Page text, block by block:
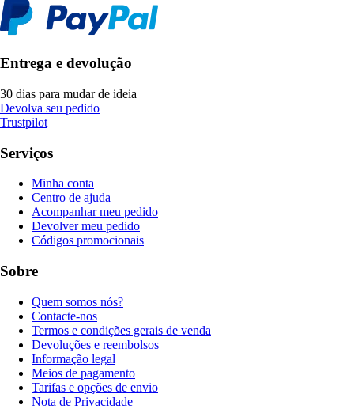
Entrega e devolução
30 dias para mudar de ideia
Devolva seu pedido
Trustpilot
Serviços
Minha conta
Centro de ajuda
Acompanhar meu pedido
Devolver meu pedido
Códigos promocionais
Sobre
Quem somos nós?
Contacte-nos
Termos e condições gerais de venda
Devoluções e reembolsos
Informação legal
Meios de pagamento
Tarifas e opções de envio
Nota de Privacidade